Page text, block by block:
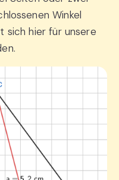
Winkel
sich hier für unsere